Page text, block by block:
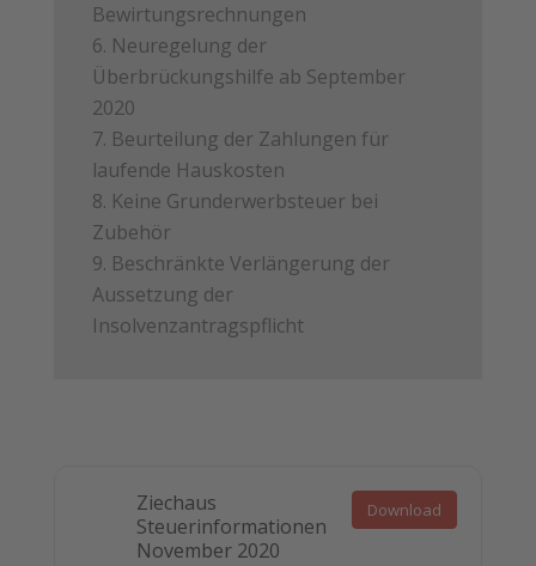
Bewirtungsrechnungen
Neuregelung der
Überbrückungshilfe ab September
2020
Beurteilung der Zahlungen für
laufende Hauskosten
Keine Grunderwerbsteuer bei
Zubehör
Beschränkte Verlängerung der
Aussetzung der
Insolvenzantragspflicht
Ziechaus
Steuerinformationen
November 2020
Download